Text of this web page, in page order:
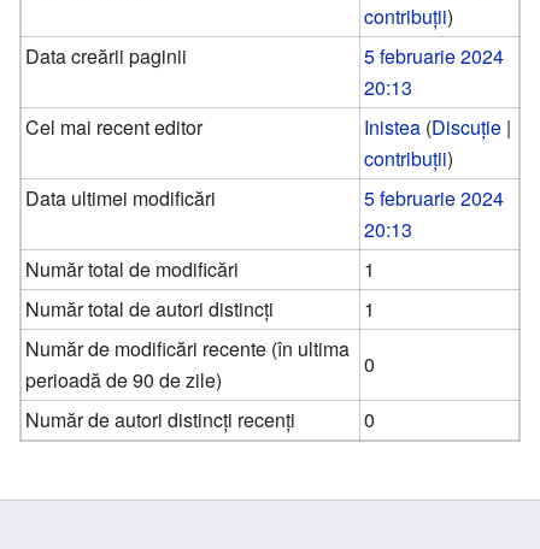
contribuții)
Data creării paginii
5 februarie 2024
20:13
Cel mai recent editor
Inistea (Discuție |
contribuții)
Data ultimei modificări
5 februarie 2024
20:13
Număr total de modificări
1
Număr total de autori distincți
1
Număr de modificări recente (în ultima
perioadă de 90 de zile)
0
Număr de autori distincți recenți
0